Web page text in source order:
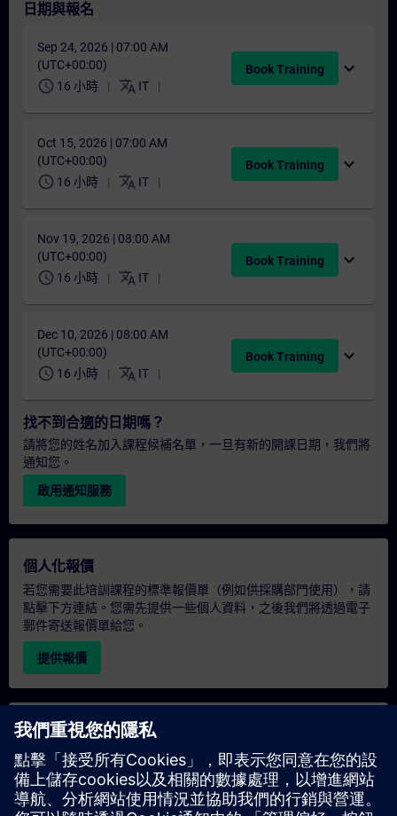
日期與報名
Sep 24, 2026 | 07:00 AM
(UTC+00:00)
schedule 16 小時 translate IT
Book Training expand_more
Oct 15, 2026 | 07:00 AM
(UTC+00:00)
schedule 16 小時 translate IT
Book Training expand_more
Nov 19, 2026 | 08:00 AM
(UTC+00:00)
schedule 16 小時 translate IT
Book Training expand_more
Dec 10, 2026 | 08:00 AM
(UTC+00:00)
schedule 16 小時 translate IT
Book Training expand_more
找不到合適的日期嗎？
請將您的姓名加入課程候補名單，一旦有新的開課日期，我們將
通知您。
啟用通知服務
個人化報價
若您需要此培訓課程的標準報價單（例如供採購部門使用），請
點擊下方連結。您需先提供一些個人資料，之後我們將透過電子
郵件寄送報價單給您。
提供報價
專屬培訓諮詢
若您需要針對專屬培訓課程（無論是現場、線上或於我們的
SITRAIN 培訓中心舉辦）索取報價，請填寫下方的諮詢表單。此
類請求適合較大規模的團體（6 人以上）。提供您的聯絡資料及
培訓需求後，我們將向您發送報價單。